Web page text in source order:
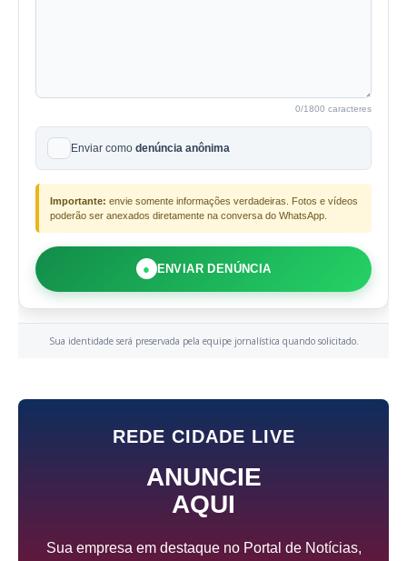
0/1800 caracteres
Enviar como denúncia anônima
Importante: envie somente informações verdadeiras. Fotos e vídeos
poderão ser anexados diretamente na conversa do WhatsApp.
● ENVIAR DENÚNCIA
Sua identidade será preservada pela equipe jornalística quando solicitado.
REDE CIDADE LIVE
ANUNCIE
AQUI
Sua empresa em destaque no Portal de Notícias,